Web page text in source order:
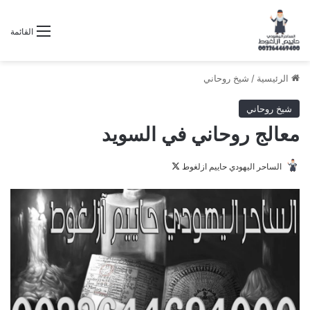
القائمة
الرئيسية / شيخ روحاني
شيخ روحاني
معالج روحاني في السويد
الساحر اليهودي حاييم ازلغوط